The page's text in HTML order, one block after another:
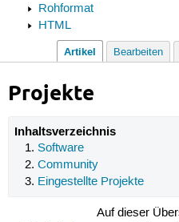
Rohformat
HTML
Artikel Bearbeiten
Projekte
Inhaltsverzeichnis
Software
Community
Eingestellte Projekte
Auf dieser